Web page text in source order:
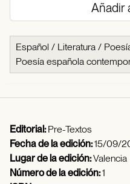
Añadir
Español / Literatura /
Poesía española
Editorial:Pre-Textos
Fecha de la edición:15/09/
Lugar de la edición:Valencia
Número de la edición:1